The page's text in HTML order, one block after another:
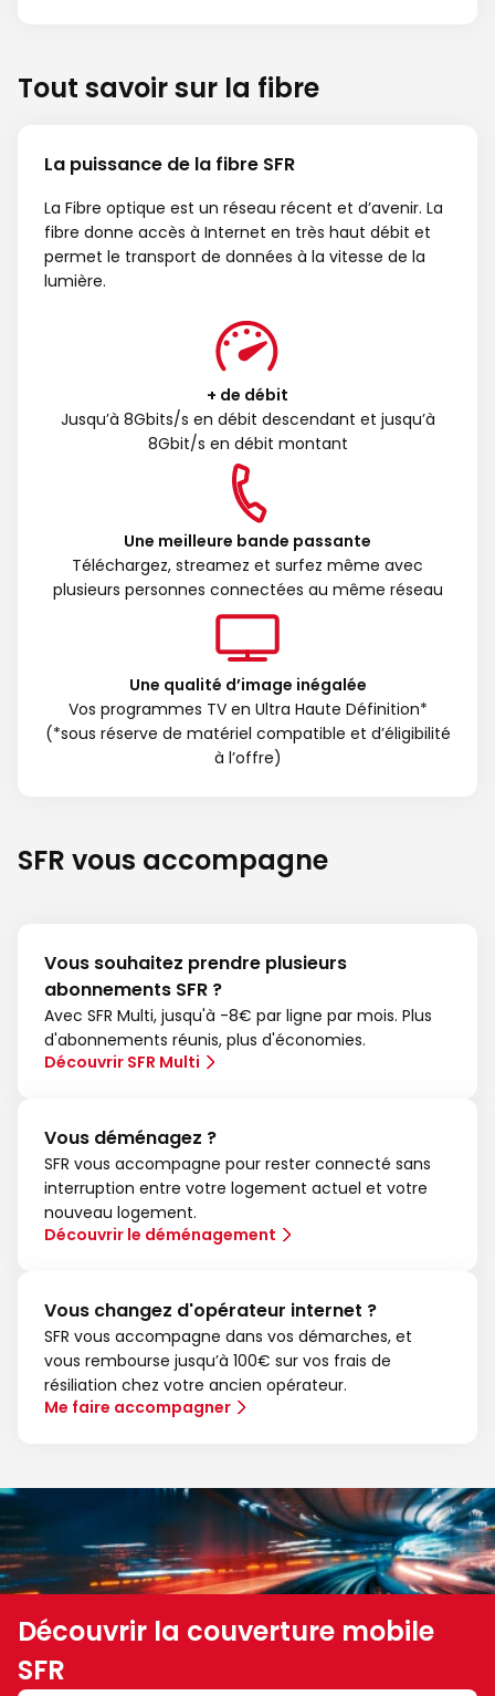
Tout savoir sur la fibre
La puissance de la fibre SFR
La Fibre optique est un réseau récent et d’avenir. La
fibre donne accès à Internet en très haut débit et
permet le transport de données à la vitesse de la
lumière.
+ de débit
Jusqu’à 8Gbits/s en débit descendant et jusqu’à
8Gbit/s en débit montant
Une meilleure bande passante
Téléchargez, streamez et surfez même avec
plusieurs personnes connectées au même réseau
Une qualité d’image inégalée
Vos programmes TV en Ultra Haute Définition*
(*sous réserve de matériel compatible et d’éligibilité
à l’offre)
SFR vous accompagne
Vous souhaitez prendre plusieurs
abonnements SFR ?
Avec SFR Multi, jusqu'à -8€ par ligne par mois. Plus
d'abonnements réunis, plus d'économies.
Découvrir SFR Multi
Vous déménagez ?
SFR vous accompagne pour rester connecté sans
interruption entre votre logement actuel et votre
nouveau logement.
Découvrir le déménagement
Vous changez d'opérateur internet ?
SFR vous accompagne dans vos démarches, et
vous rembourse jusqu’à 100€ sur vos frais de
résiliation chez votre ancien opérateur.
Me faire accompagner
Découvrir la couverture mobile
SFR